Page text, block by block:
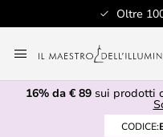
Oltre
al
contenuto
16% da € 89sui prodotti
CODICE: